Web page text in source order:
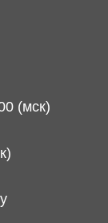
(мск)